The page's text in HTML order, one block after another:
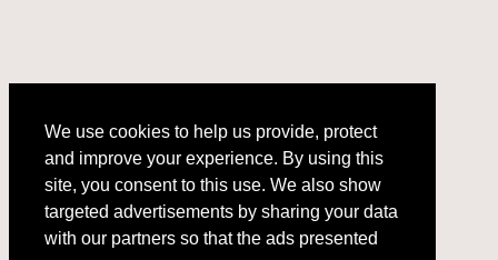
and improve your experience. By using this
site, you consent to this use. We also show
targeted advertisements by sharing your data
with our partners so that the ads presented
are relevant to you. Privacy Policy
We use cookies to help us provide, protect
and improve your experience. By using this
site, you consent to this use. We also show
targeted advertisements by sharing your data
with our partners so that the ads presented